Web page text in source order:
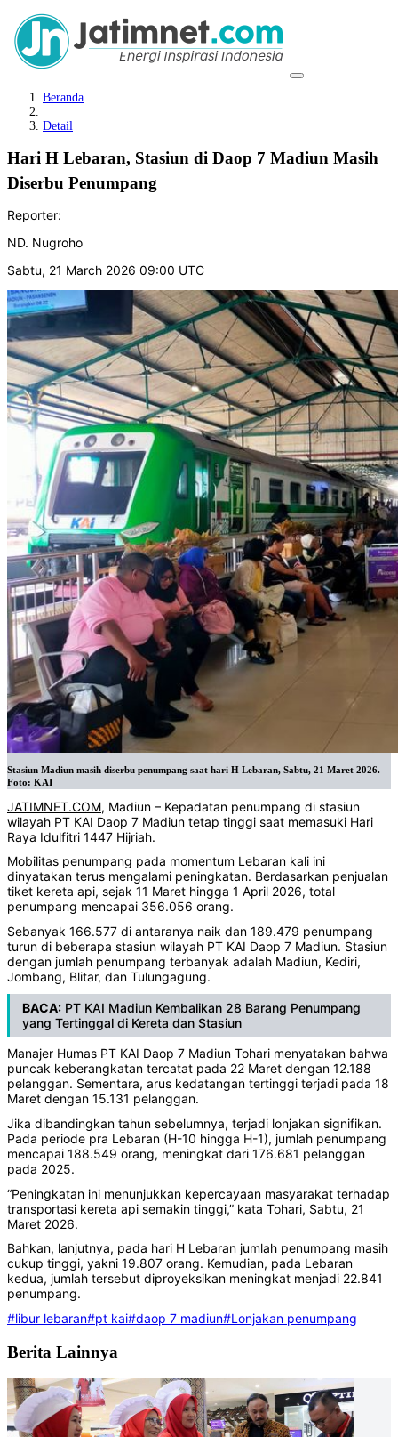
Beranda
Detail
Hari H Lebaran, Stasiun di Daop 7 Madiun Masih
Diserbu Penumpang
Reporter:
ND. Nugroho
Sabtu, 21 March 2026 09:00 UTC
Stasiun Madiun masih diserbu penumpang saat hari H Lebaran, Sabtu, 21 Maret 2026.
Foto: KAI
JATIMNET.COM, Madiun – Kepadatan penumpang di stasiun
wilayah PT KAI Daop 7 Madiun tetap tinggi saat memasuki Hari
Raya Idulfitri 1447 Hijriah.
Mobilitas penumpang pada momentum Lebaran kali ini
dinyatakan terus mengalami peningkatan. Berdasarkan penjualan
tiket kereta api, sejak 11 Maret hingga 1 April 2026, total
penumpang mencapai 356.056 orang.
Sebanyak 166.577 di antaranya naik dan 189.479 penumpang
turun di beberapa stasiun wilayah PT KAI Daop 7 Madiun. Stasiun
dengan jumlah penumpang terbanyak adalah Madiun, Kediri,
Jombang, Blitar, dan Tulungagung.
BACA: PT KAI Madiun Kembalikan 28 Barang Penumpang
yang Tertinggal di Kereta dan Stasiun
Manajer Humas PT KAI Daop 7 Madiun Tohari menyatakan bahwa
puncak keberangkatan tercatat pada 22 Maret dengan 12.188
pelanggan. Sementara, arus kedatangan tertinggi terjadi pada 18
Maret dengan 15.131 pelanggan.
Jika dibandingkan tahun sebelumnya, terjadi lonjakan signifikan.
Pada periode pra Lebaran (H-10 hingga H-1), jumlah penumpang
mencapai 188.549 orang, meningkat dari 176.681 pelanggan
pada 2025.
“Peningkatan ini menunjukkan kepercayaan masyarakat terhadap
transportasi kereta api semakin tinggi,” kata Tohari, Sabtu, 21
Maret 2026.
Bahkan, lanjutnya, pada hari H Lebaran jumlah penumpang masih
cukup tinggi, yakni 19.807 orang. Kemudian, pada Lebaran
kedua, jumlah tersebut diproyeksikan meningkat menjadi 22.841
penumpang.
#libur lebaran#pt kai#daop 7 madiun#Lonjakan penumpang
Berita Lainnya